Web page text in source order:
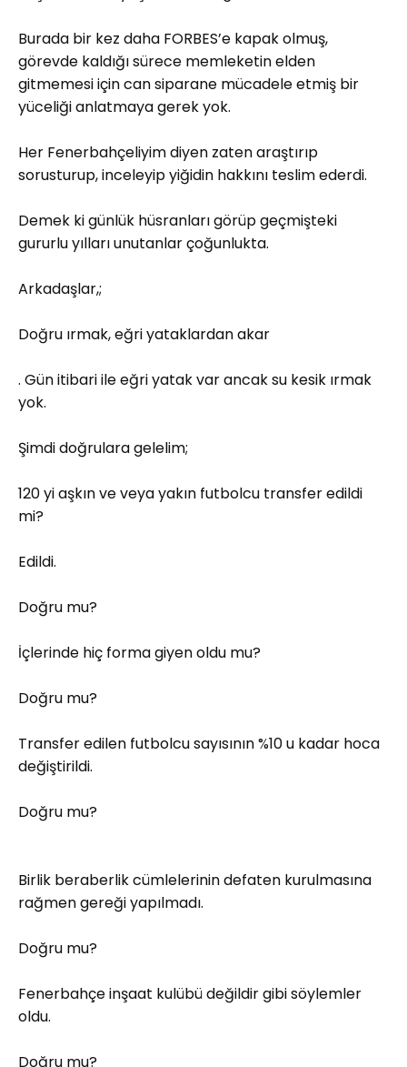
Burada bir kez daha FORBES’e kapak olmuş,
görevde kaldığı sürece memleketin elden
gitmemesi için can siparane mücadele etmiş bir
yüceliği anlatmaya gerek yok.
Her Fenerbahçeliyim diyen zaten araştırıp
sorusturup, inceleyip yiğidin hakkını teslim ederdi.
Demek ki günlük hüsranları görüp geçmişteki
gururlu yılları unutanlar çoğunlukta.
Arkadaşlar,;
Doğru ırmak, eğri yataklardan akar
. Gün itibari ile eğri yatak var ancak su kesik ırmak
yok.
Şimdi doğrulara gelelim;
120 yi aşkın ve veya yakın futbolcu transfer edildi
mi?
Edildi.
Doğru mu?
İçlerinde hiç forma giyen oldu mu?
Doğru mu?
Transfer edilen futbolcu sayısının %10 u kadar hoca
değiştirildi.
Doğru mu?
Birlik beraberlik cümlelerinin defaten kurulmasına
rağmen gereği yapılmadı.
Doğru mu?
Fenerbahçe inşaat kulübü değildir gibi söylemler
oldu.
Doğru mu?